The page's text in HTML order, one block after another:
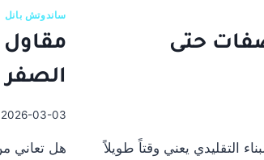
حتى
التقليدي يعني وقتاً طويلاً
ساندوتش بانل
الصفر
2026-03-03
هل تعاني